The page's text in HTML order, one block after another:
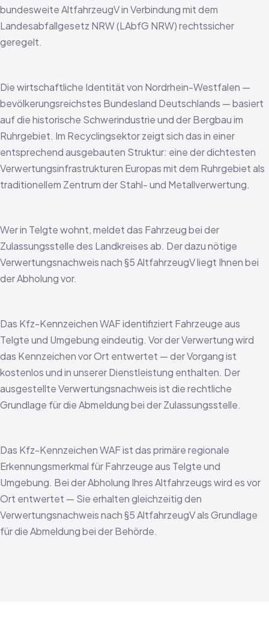
bundesweite AltfahrzeugV in Verbindung mit dem
Landesabfallgesetz NRW (LAbfG NRW) rechtssicher
geregelt.
Die wirtschaftliche Identität von Nordrhein-Westfalen —
bevölkerungsreichstes Bundesland Deutschlands — basiert
auf die historische Schwerindustrie und der Bergbau im
Ruhrgebiet. Im Recyclingsektor zeigt sich das in einer
entsprechend ausgebauten Struktur: eine der dichtesten
Verwertungsinfrastrukturen Europas mit dem Ruhrgebiet als
traditionellem Zentrum der Stahl- und Metallverwertung.
Wer in Telgte wohnt, meldet das Fahrzeug bei der
Zulassungsstelle des Landkreises ab. Der dazu nötige
Verwertungsnachweis nach §5 AltfahrzeugV liegt Ihnen bei
der Abholung vor.
Das Kfz-Kennzeichen WAF identifiziert Fahrzeuge aus
Telgte und Umgebung eindeutig. Vor der Verwertung wird
das Kennzeichen vor Ort entwertet — der Vorgang ist
kostenlos und in unserer Dienstleistung enthalten. Der
ausgestellte Verwertungsnachweis ist die rechtliche
Grundlage für die Abmeldung bei der Zulassungsstelle.
Das Kfz-Kennzeichen WAF ist das primäre regionale
Erkennungsmerkmal für Fahrzeuge aus Telgte und
Umgebung. Bei der Abholung Ihres Altfahrzeugs wird es vor
Ort entwertet — Sie erhalten gleichzeitig den
Verwertungsnachweis nach §5 AltfahrzeugV als Grundlage
für die Abmeldung bei der Behörde.